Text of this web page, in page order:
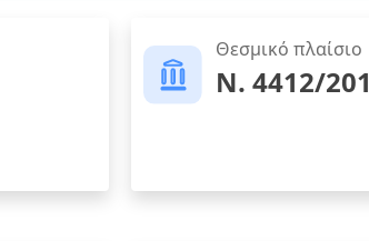
Θεσμικό πλαίσιο
Ν. 4412/